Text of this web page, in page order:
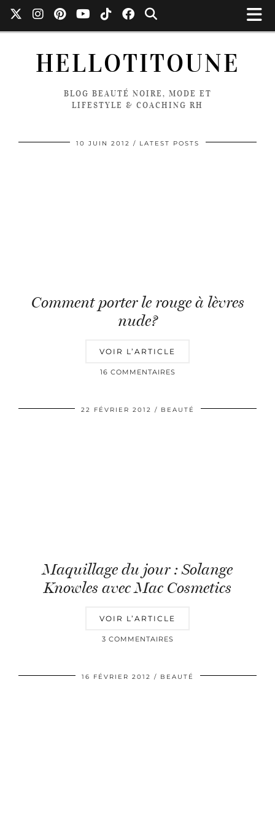
HELLOTITOUNE
BLOG BEAUTÉ NOIRE, MODE ET
LIFESTYLE & COACHING RH
10 JUIN 2012 LATEST POSTS
Comment porter le rouge à lèvres
nude?
VOIR L’ARTICLE
16 COMMENTAIRES
22 FÉVRIER 2012 BEAUTÉ
Maquillage du jour : Solange
Knowles avec Mac Cosmetics
VOIR L’ARTICLE
3 COMMENTAIRES
16 FÉVRIER 2012 BEAUTÉ